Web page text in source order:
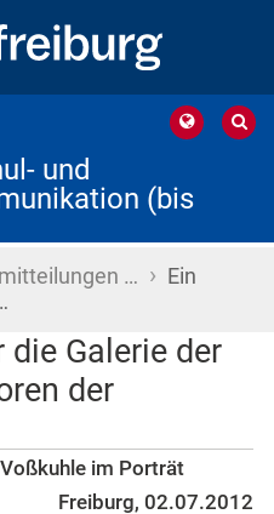
und
(bis
… › Ein
die Galerie der
der
im Porträt
Freiburg, 02.07.2012